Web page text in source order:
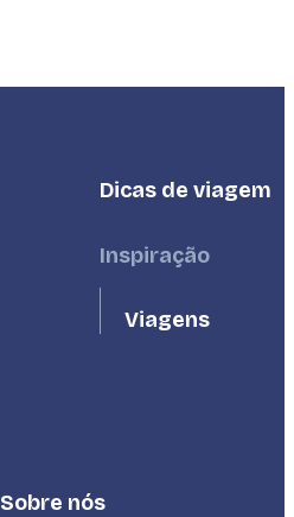
FooterDicas de viagem
Inspiração
Viagens
Footer
Sobre nós